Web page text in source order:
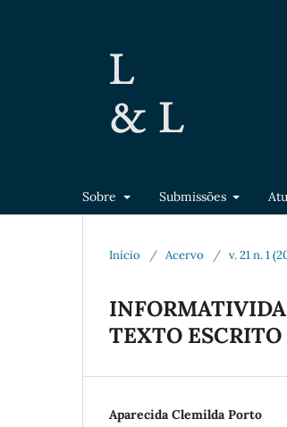
Sobre Submissões
Início / Acervo / v. 21 n. 1
TEXTO ESCRITO
Aparecida Clemilda Porto